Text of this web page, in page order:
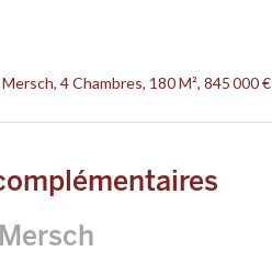
4 Chambres, 180 M², 845 000 €